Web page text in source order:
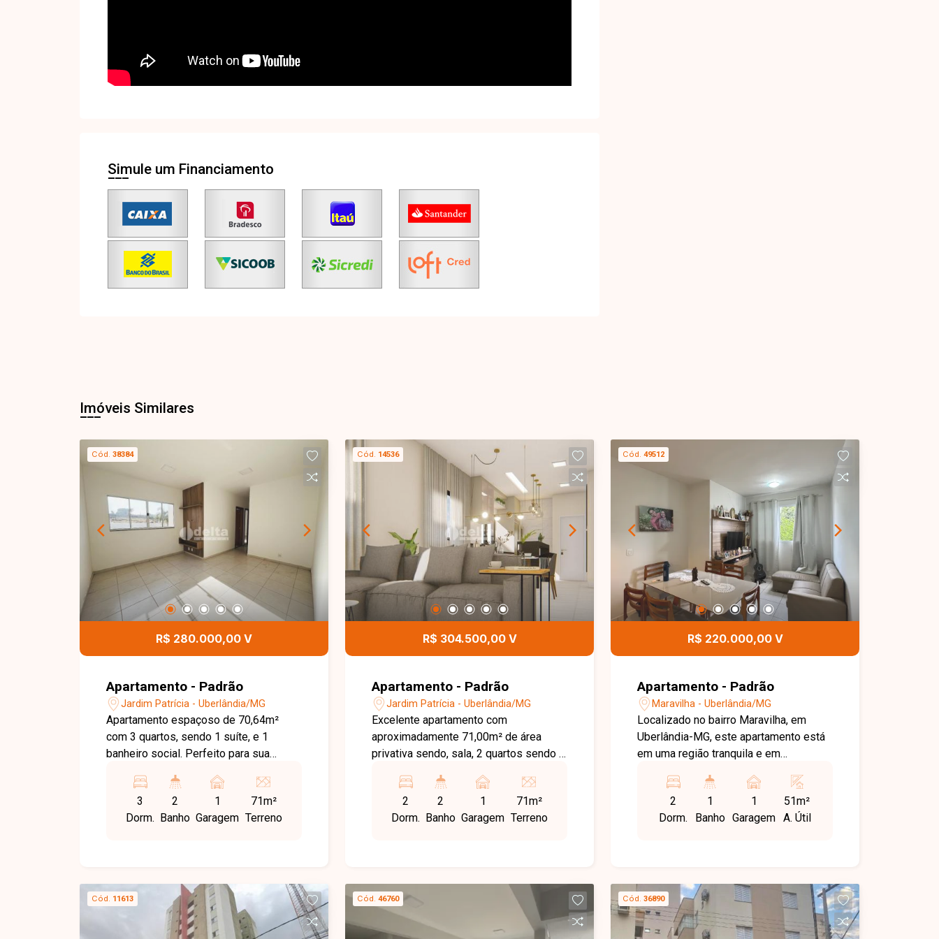
Simule um Financiamento
Imóveis Similares
Cód. 38384
R$ 280.000,00 V
Apartamento - Padrão
Jardim Patrícia - Uberlândia/MG
Apartamento espaçoso de 70,64m²
com 3 quartos, sendo 1 suíte, e 1
banheiro social. Perfeito para sua
cozinha funcional e lavanderia prática.
Equipado com acessórios de banheiro,
box de vidro, espelhos e luminárias em
como garagem, playground, 2 quadras
poliesportivas, salão de festas,
segurança 24 horas e vigia. Este é o
3
Dorm.
2
Banho
1
Garagem
71m²
Terreno
Cód. 14536
R$ 304.500,00 V
Apartamento - Padrão
Jardim Patrícia - Uberlândia/MG
Excelente apartamento com
aproximadamente 71,00m² de área
privativa sendo, sala, 2 quartos sendo 1
serviço separada e 1 vaga de garagem
coberta. Agende agora mesmo uma
visita e venha conhecer pessoalmente
todo o processo. Entre em contato
conosco pelo telefone ou WhatsApp no
número 32309900 ou venha conhecer
2
Dorm.
2
Banho
1
Garagem
71m²
Terreno
Cód. 49512
R$ 220.000,00 V
Apartamento - Padrão
Maravilha - Uberlândia/MG
Localizado no bairro Maravilha, em
Uberlândia-MG, este apartamento está
em uma região tranquila e em
comércios, serviços e às principais
vias da cidade, ideal para quem busca
praticidade, conforto e bom custo-
com armários, banheiro social, cozinha
americana com armários, lavanderia e
01 vaga de garagem. Condomínio com
2
Dorm.
1
Banho
1
Garagem
51m²
A. Útil
Cód. 11613 Cód. 46760 Cód. 36890